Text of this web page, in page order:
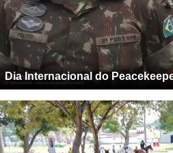
Dia Internacional do